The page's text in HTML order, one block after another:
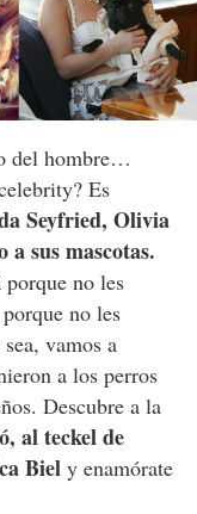
del hombre…
Es
Seyfried, Olivia
sus mascotas.
porque no les
no les
vamos a
a los perros
Descubre a la
al teckel de
Biel y enamórate